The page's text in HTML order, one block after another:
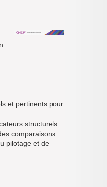
et pertinents pour
structurels
comparaisons
pilotage et de